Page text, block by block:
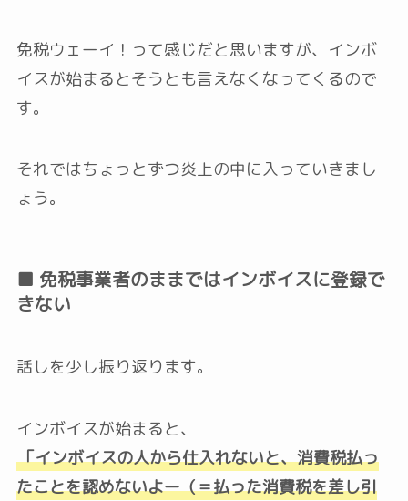
免税ウェーイ！って感じだと思いますが、インボ
イスが始まるとそうとも言えなくなってくるので
す。
それではちょっとずつ炎上の中に入っていきまし
ょう。
■ 免税事業者のままではインボイスに登録で
きない
話しを少し振り返ります。
インボイスが始まると、
「インボイスの人から仕入れないと、消費税払っ
たことを認めないよー（＝払った消費税を差し引